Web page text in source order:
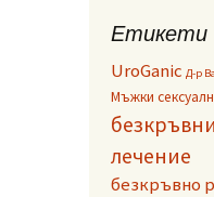
Етикети
UroGanic Д-р
Мъжки
лечение
безкръвно